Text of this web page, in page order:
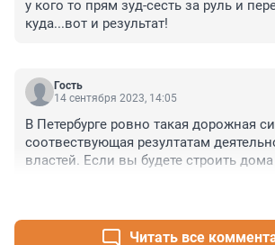
у кого то прям зуд-сесть за руль и
куда...вот и результат!
Гость
14 сентября 2023, 14:05
В Петербурге ровно такая дорожная
соотвествующая резултатам
властей. Если вы будете строить
экономических мигрантов будет
Читать все